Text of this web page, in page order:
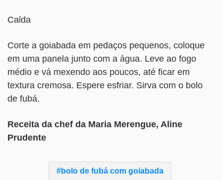
Calda
Corte a goiabada em pedaços pequenos, coloque
em uma panela junto com a água. Leve ao fogo
médio e vá mexendo aos poucos, até ficar em
textura cremosa. Espere esfriar. Sirva com o bolo
de fubá.
Receita da chef da Maria Merengue, Aline
Prudente
bolo de fubá com goiabada